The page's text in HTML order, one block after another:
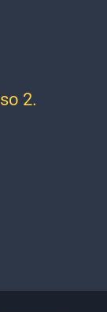
2.